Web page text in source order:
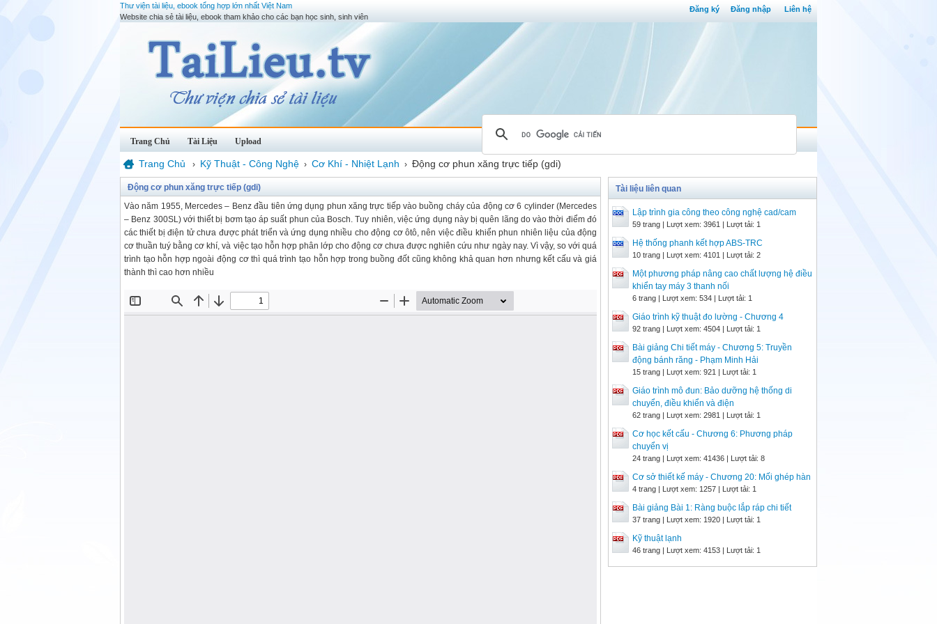
Đăng ký Đăng nhập Liên hệ
Thư viện tài liệu, ebook tổng hợp lớn nhất Việt Nam
Website chia sẻ tài liệu, ebook tham khảo cho các bạn học sinh, sinh viên
Trang Chủ Tài Liệu Upload
Trang Chủ › Kỹ Thuật - Công Nghệ › Cơ Khí - Nhiệt Lạnh › Động cơ phun xăng trực tiếp (gdi)
Động cơ phun xăng trực tiếp (gdi)
Vào năm 1955, Mercedes – Benz đầu tiên ứng dụng phun xăng trực tiếp vào buồng cháy của động cơ 6 cylinder (Mercedes
– Benz 300SL) với thiết bị bơm tạo áp suất phun của Bosch. Tuy nhiên, việc ứng dụng này bị quên lãng do vào thời điểm đó
các thiết bị điện tử chưa được phát triển và ứng dụng nhiều cho động cơ ôtô, nên việc điều khiển phun nhiên liệu của động
cơ thuần tuý bằng cơ khí, và việc tạo hỗn hợp phân lớp cho động cơ chưa được nghiên cứu như ngày nay. Vì vậy, so với quá
trình tạo hỗn hợp ngoài động cơ thì quá trình tạo hỗn hợp trong buồng đốt cũng không khả quan hơn nhưng kết cấu và giá
thành thì cao hơn nhiều
Tài liệu liên quan
Lập trình gia công theo công nghệ cad/cam
59 trang | Lượt xem: 3961 | Lượt tải: 1
Hệ thống phanh kết hợp ABS-TRC
10 trang | Lượt xem: 4101 | Lượt tải: 2
Một phương pháp nâng cao chất lượng hệ điều
khiển tay máy 3 thanh nối
6 trang | Lượt xem: 534 | Lượt tải: 1
Giáo trình kỹ thuật đo lường - Chương 4
92 trang | Lượt xem: 4504 | Lượt tải: 1
Bài giảng Chi tiết máy - Chương 5: Truyền
động bánh răng - Phạm Minh Hải
15 trang | Lượt xem: 921 | Lượt tải: 1
Giáo trình mô đun: Bảo dưỡng hệ thống di
chuyển, điều khiển và điện
62 trang | Lượt xem: 2981 | Lượt tải: 1
Cơ học kết cấu - Chương 6: Phương pháp
chuyển vị
24 trang | Lượt xem: 41436 | Lượt tải: 8
Cơ sở thiết kế máy - Chương 20: Mối ghép hàn
4 trang | Lượt xem: 1257 | Lượt tải: 1
Bài giảng Bài 1: Ràng buộc lắp ráp chi tiết
37 trang | Lượt xem: 1920 | Lượt tải: 1
Kỹ thuật lạnh
46 trang | Lượt xem: 4153 | Lượt tải: 1